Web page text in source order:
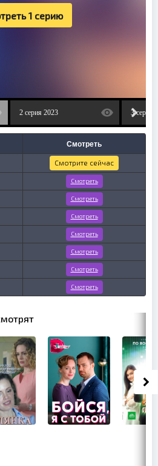
1 серию
2 серия 2023 3 серия
Смотреть
Смотрите сейчас
Смотреть
Смотреть
Смотреть
Смотреть
Смотреть
Смотреть
Смотреть